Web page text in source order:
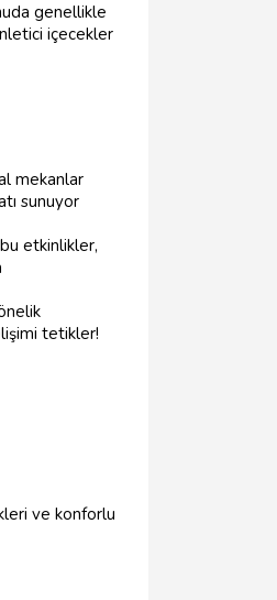
genellikle
içecekler
mekanlar
sunuyor
etkinlikler,
tetikler!
ve konforlu